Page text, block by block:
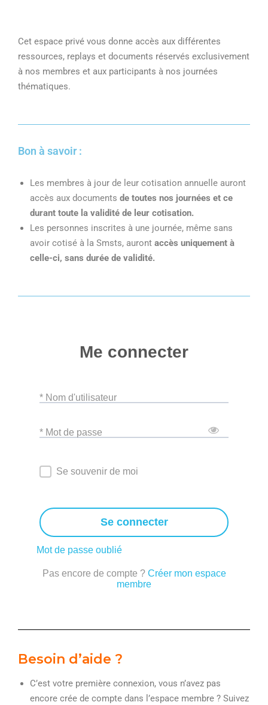
Cet espace privé vous donne accès aux différentes
ressources, replays et documents réservés exclusivement
à nos membres et aux participants à nos journées
thématiques.
Bon à savoir :
Les membres à jour de leur cotisation annuelle auront
accès aux documents de toutes nos journées et ce
durant toute la validité de leur cotisation.
Les personnes inscrites à une journée, même sans
avoir cotisé à la Smsts, auront accès uniquement à
celle-ci, sans durée de validité.
Me connecter
* Nom d'utilisateur
* Mot de passe
Se souvenir de moi
Se connecter
Mot de passe oublié
Pas encore de compte ? Créer mon espace
membre
Besoin d’aide ?
C’est votre première connexion, vous n’avez pas
encore crée de compte dans l’espace membre ? Suivez